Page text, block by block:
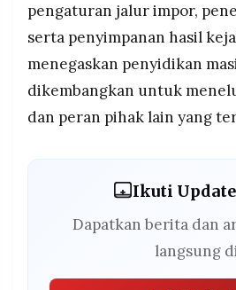
pengaturan jalur impor,
serta penyimpanan hasil
menegaskan penyidikan
dikembangkan untuk
dan peran pihak lain yang
Ikuti
Dapatkan berita dan
langsung